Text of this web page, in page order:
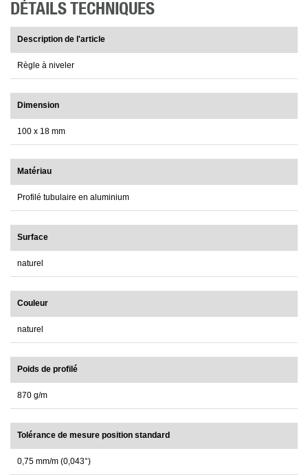
DÉTAILS TECHNIQUES
Description de l'article
Règle à niveler
Dimension
100 x 18 mm
Matériau
Profilé tubulaire en aluminium
Surface
naturel
Couleur
naturel
Poids de profilé
870 g/m
Tolérance de mesure position standard
0,75 mm/m (0,043°)